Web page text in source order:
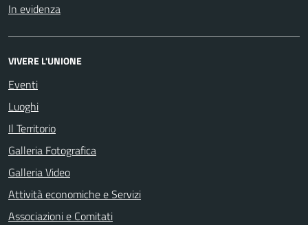
In evidenza
VIVERE L'UNIONE
Eventi
Luoghi
Il Territorio
Galleria Fotografica
Galleria Video
Attività economiche e Servizi
Associazioni e Comitati